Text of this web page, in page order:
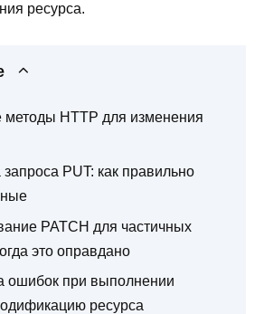
ресурса.
HTTP для изменения
запроса PUT: как правильно
PATCH для частичных
это оправдано
ошибок при выполнении
ресурса